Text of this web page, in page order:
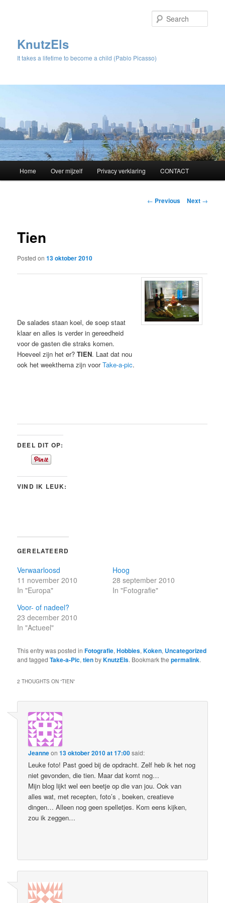
KnutzEls
It takes a lifetime to become a child (Pablo Picasso)
Skip
content
Home Over mijzelf Privacy verklaring CONTACT
Post
← Previous Next →
Tien
Posted on13 oktober 2010
De salades staan koel, de soep staat
klaar en alles is verder in gereedheid
voor de gasten die straks komen.
Hoeveel zijn het er?TIEN. Laat dat nou
ook het weekthema zijn voorTake-a-pic.
DEEL DIT OP:
VIND IK LEUK:
GERELATEERD
Verwaarloosd
11 november 2010
In "Europa"
Hoog
28 september 2010
In "Fotografie"
Voor- of nadeel?
23 december 2010
In "Actueel"
This entry was posted inFotografie,Hobbies,Koken, Uncategorized
and taggedTake-a-Pic,tienbyKnutzEls. Bookmark thepermalink.
2 THOUGHTS ON “TIEN”
Jeanneon13 oktober 2010 at 17:00said:
Leuke foto! Past goed bij de opdracht. Zelf heb ik het nog
niet gevonden, die tien. Maar dat komt nog…
Mijn blog lijkt wel een beetje op die van jou. Ook van
alles wat, met recepten, foto’s , boeken, creatieve
dingen… Alleen nog geen spelletjes. Kom eens kijken,
zou ik zeggen…